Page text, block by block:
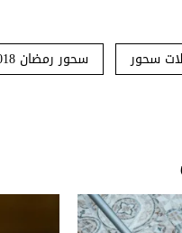
سحور سحور رمضان 2018